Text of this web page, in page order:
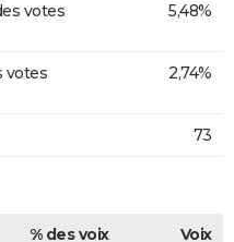
votes
5,48%
votes
2,74%
73
% des voix Voix